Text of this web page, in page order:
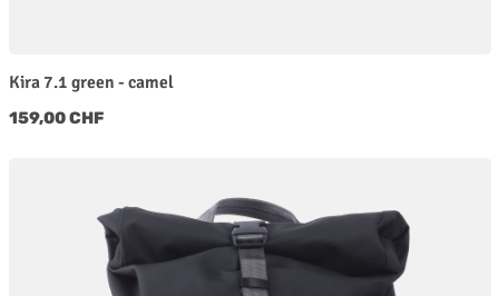
Kira 7.1 green - camel
Regulärer Preis:
159,00 CHF